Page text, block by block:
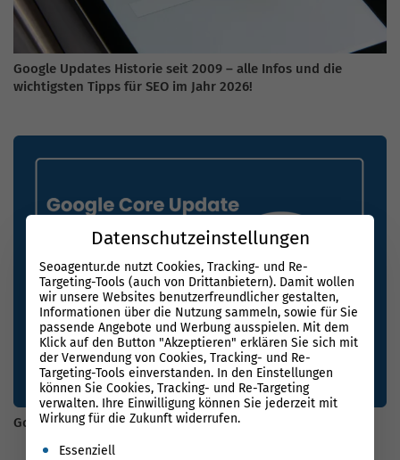
Google Updates Historie seit 2009 – alle Infos und die
wichtigsten Tipps für SEO im Jahr 2026!
Google Core Update Juni 2025: Das musst DU jetzt wissen!
Datenschutzeinstellungen
Seoagentur.de nutzt Cookies, Tracking- und Re-
Targeting-Tools (auch von Drittanbietern). Damit wollen
wir unsere Websites benutzerfreundlicher gestalten,
Informationen über die Nutzung sammeln, sowie für Sie
passende Angebote und Werbung ausspielen. Mit dem
Klick auf den Button "Akzeptieren" erklären Sie sich mit
der Verwendung von Cookies, Tracking- und Re-
Targeting-Tools einverstanden. In den Einstellungen
können Sie Cookies, Tracking- und Re-Targeting
verwalten. Ihre Einwilligung können Sie jederzeit mit
Wirkung für die Zukunft widerrufen.
Es folgt eine Liste der Service-Gruppen, für die eine
Essenziell